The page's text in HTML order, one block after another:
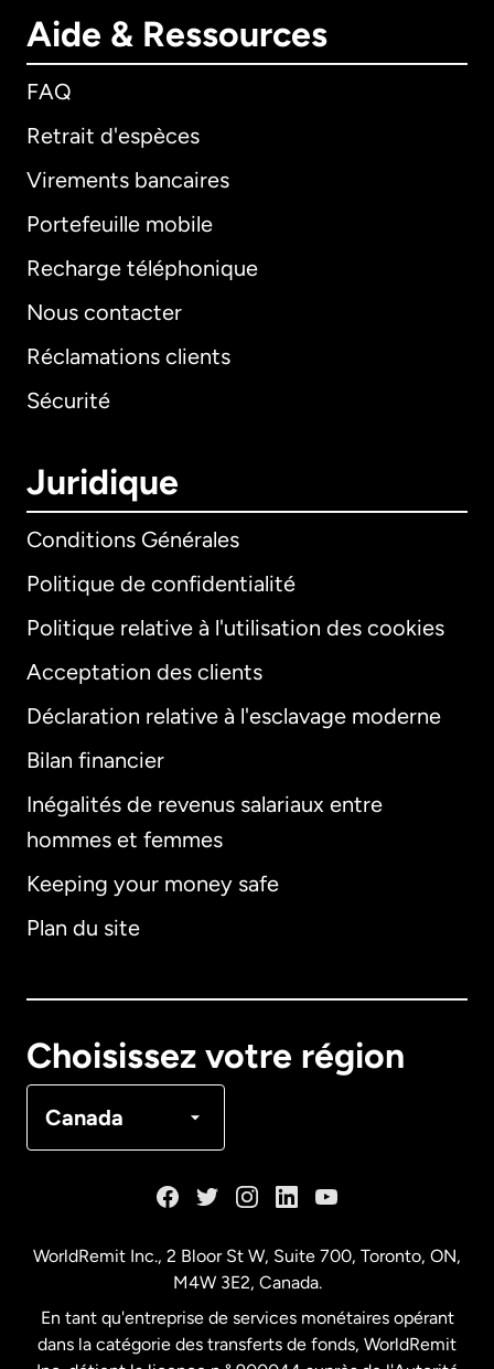
Aide & Ressources
FAQ
Retrait d'espèces
Virements bancaires
Portefeuille mobile
Recharge téléphonique
Nous contacter
Réclamations clients
Sécurité
Juridique
Conditions Générales
Politique de confidentialité
Politique relative à l'utilisation des cookies
Acceptation des clients
Déclaration relative à l'esclavage moderne
Bilan financier
Inégalités de revenus salariaux entre
hommes et femmes
Keeping your money safe
Plan du site
Choisissez votre région
Canada
International
Allemagne
Français
WorldRemit Inc., 2 Bloor St W, Suite 700, Toronto, ON,
M4W 3E2, Canada.
En tant qu'entreprise de services monétaires opérant
dans la catégorie des transferts de fonds, WorldRemit